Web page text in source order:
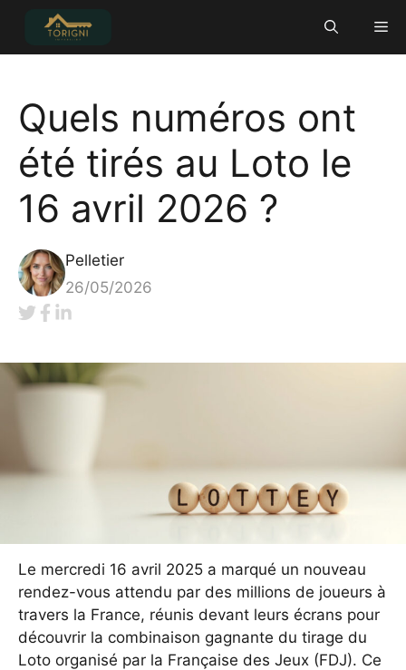
contenu
Quels numéros ont
été tirés au Loto le
16 avril 2026 ?
Pelletier
26/05/2026
Le mercredi 16 avril 2025 a marqué un nouveau
rendez-vous attendu par des millions de joueurs à
travers la France, réunis devant leurs écrans pour
découvrir la combinaison gagnante du tirage du
Loto organisé par la Française des Jeux (FDJ). Ce